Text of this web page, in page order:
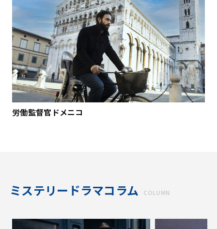
労働監督官ドメニコ
ミステリードラマコラム COLUMN